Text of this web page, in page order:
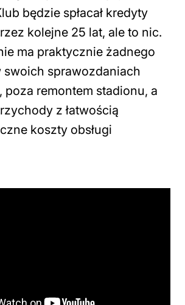
będzie spłacał kredyty
kolejne 25 lat, ale to nic.
ma praktycznie żadnego
swoich sprawozdaniach
remontem stadionu, a
z łatwością
koszty obsługi